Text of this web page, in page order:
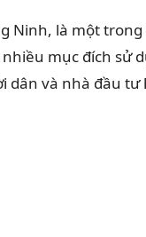
Ninh, là một
mục đích
dân và nhà đầu